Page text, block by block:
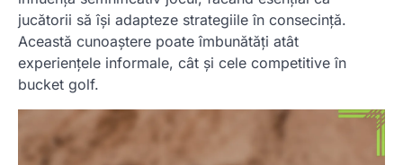
jucătorii să își adapteze strategiile în consecință.
Această cunoaștere poate îmbunătăți atât
experiențele informale, cât și cele competitive în
bucket golf.